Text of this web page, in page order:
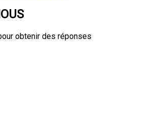
obtenir des réponses